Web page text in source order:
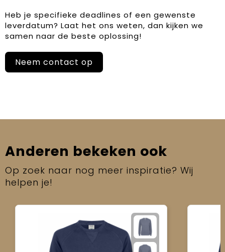
Heb je specifieke deadlines of een gewenste
leverdatum? Laat het ons weten, dan kijken we
samen naar de beste oplossing!
Neem contact op
Anderen bekeken ook
Op zoek naar nog meer inspiratie? Wij
helpen je!